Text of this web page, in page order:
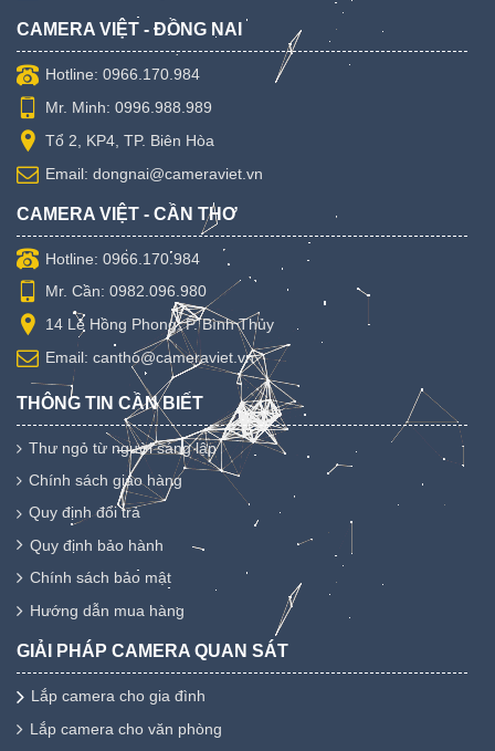
CAMERA VIỆT - ĐỒNG NAI
Hotline: 0966.170.984
Mr. Minh: 0996.988.989
Tổ 2, KP4, TP. Biên Hòa
Email: dongnai@cameraviet.vn
CAMERA VIỆT - CẦN THƠ
Hotline: 0966.170.984
Mr. Cần: 0982.096.980
14 Lê Hồng Phong, P. Bình Thủy
Email: cantho@cameraviet.vn
THÔNG TIN CẦN BIẾT
Thư ngỏ từ người sáng lập
Chính sách giao hàng
Quy định đổi trả
Quy định bảo hành
Chính sách bảo mật
Hướng dẫn mua hàng
GIẢI PHÁP CAMERA QUAN SÁT
Lắp camera cho gia đình
Lắp camera cho văn phòng